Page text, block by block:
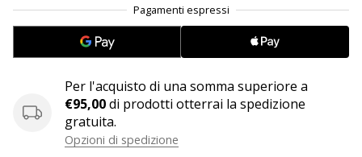
program
personale,
Per l'acquisto di una somma superiore a
€95,00di prodotti otterrai la spedizione
gratuita.
Opzioni di spedizione